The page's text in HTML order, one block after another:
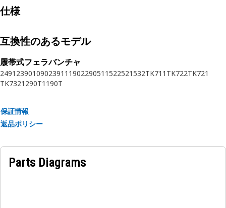
仕様
互換性のあるモデル
履帯式フェラバンチャ
2491 239010902391 11902290511522521532TK711 TK722TK721
TK7321290T1190T
保証情報
返品ポリシー
Parts Diagrams